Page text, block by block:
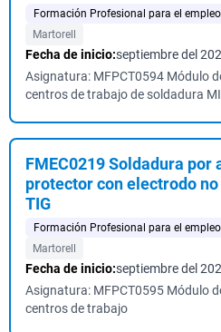
Formación Profesional para el empleo
Martorell
Fecha de inicio:septiembre del
Asignatura: MFPCT0594 Módulo
centros de trabajo de soldadura
FMEC0219 Soldadura por
protector con electrodo
TIG
Formación Profesional para el empleo
Martorell
Fecha de inicio:septiembre del
Asignatura: MFPCT0595 Módulo
centros de trabajo